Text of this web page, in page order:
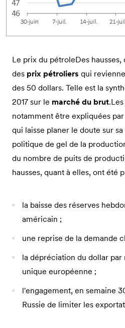
Le prix du pétroleDes hausses,
des prix pétroliers qui
des 50 dollars. Telle est la
2017 sur le marché du brut
notamment être expliquées
qui laisse planer le doute sur
politique de gel de la
du nombre de puits de
hausses, quant à elles, ont été
la baisse des réserves
américain ;
une reprise de la demande
la dépréciation du dollar par
unique européenne ;
l'engagement, en semaine
Russie de limiter les